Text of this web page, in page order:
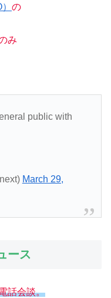
の
み
public with
March 29,
ース
話会談。